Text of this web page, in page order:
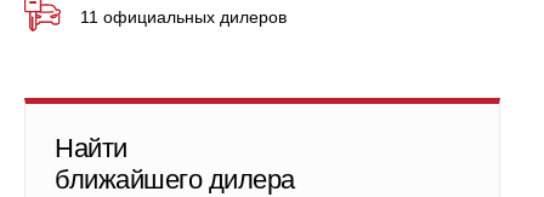
11 официальных дилеров
Найти
ближайшего дилера